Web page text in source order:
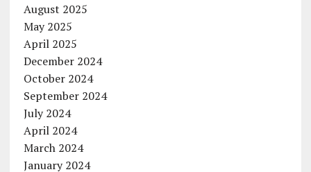
August 2025
May 2025
April 2025
December 2024
October 2024
September 2024
July 2024
April 2024
March 2024
January 2024